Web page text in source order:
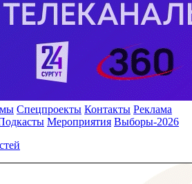
Спецпроекты Контакты Реклама
Мероприятия Выборы-2026